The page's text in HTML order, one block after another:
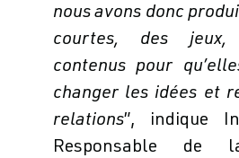
nous avons donc
courtes, des jeux,
contenus pour
changer les idées et
relations”, indique
Responsable de